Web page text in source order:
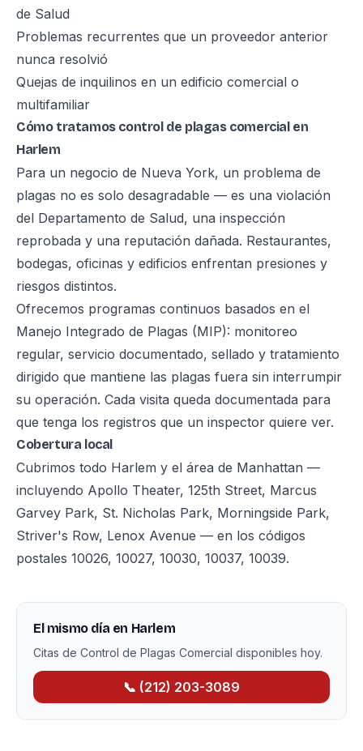
de Salud
Problemas recurrentes que un proveedor anterior
nunca resolvió
Quejas de inquilinos en un edificio comercial o
multifamiliar
Cómo tratamos control de plagas comercial en
Harlem
Para un negocio de Nueva York, un problema de
plagas no es solo desagradable — es una violación
del Departamento de Salud, una inspección
reprobada y una reputación dañada. Restaurantes,
bodegas, oficinas y edificios enfrentan presiones y
riesgos distintos.
Ofrecemos programas continuos basados en el
Manejo Integrado de Plagas (MIP): monitoreo
regular, servicio documentado, sellado y tratamiento
dirigido que mantiene las plagas fuera sin interrumpir
su operación. Cada visita queda documentada para
que tenga los registros que un inspector quiere ver.
Cobertura local
Cubrimos todo Harlem y el área de Manhattan —
incluyendo Apollo Theater, 125th Street, Marcus
Garvey Park, St. Nicholas Park, Morningside Park,
Striver's Row, Lenox Avenue — en los códigos
postales 10026, 10027, 10030, 10037, 10039.
El mismo día en Harlem
Citas de Control de Plagas Comercial disponibles hoy.
📞 (212) 203-3089